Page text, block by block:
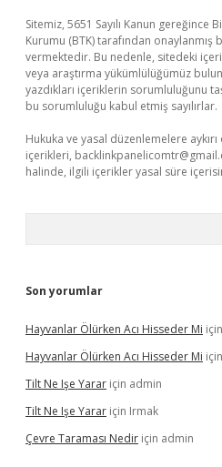
Sitemiz, 5651 Sayılı Kanun gereğince
Kurumu (BTK) tarafından onaylanmış
vermektedir. Bu nedenle, sitedeki
veya araştırma yükümlülüğümüz
yazdıkları içeriklerin sorumluluğunu
bu sorumluluğu kabul etmiş sayılırlar.
Hukuka ve yasal düzenlemelere
içerikleri,
halinde, ilgili içerikler yasal süre
Son yorumlar
Hayvanlar Ölürken Acı Hisseder Mi için
Hayvanlar Ölürken Acı Hisseder Mi için
Tilt Ne Işe Yarar için admin
Tilt Ne Işe Yarar için Irmak
Çevre Taraması Nedir için admin